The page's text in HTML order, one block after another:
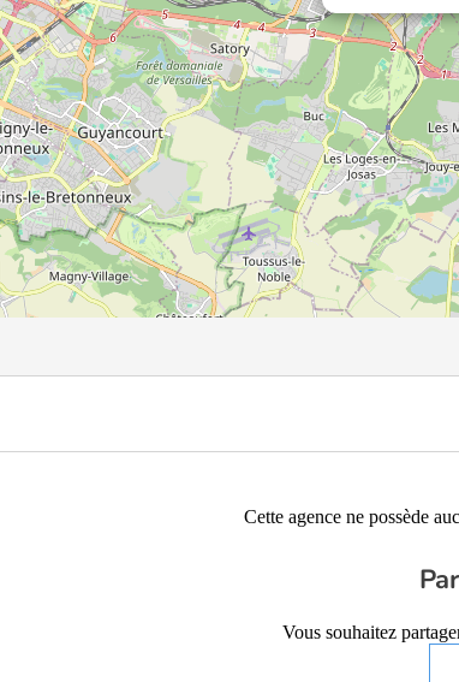
Cette agence ne possède
Vous souhaitez